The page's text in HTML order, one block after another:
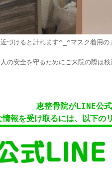
近づけると計れます^_^マスク着用
の安全を守るためにご来院の際は
恵整骨院がLINE公
情報を受け取るには、以下の